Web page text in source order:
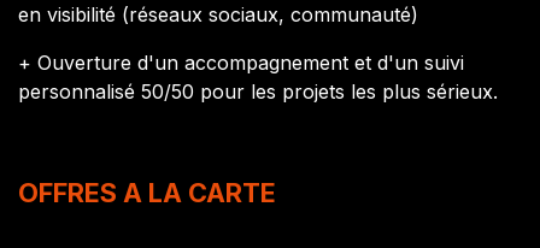
en visibilité (réseaux sociaux, communauté)
+ Ouverture d'un accompagnement et d'un suivi
personnalisé 50/50 pour les projets les plus sérieux.
OFFRES A LA CARTE